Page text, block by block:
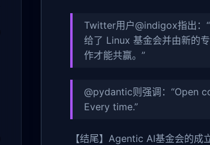
Twitter用户@indigox指出：
给了 Linux 基金会并由新的
作才能共赢。”
@pydantic则强调：“Open
Every time.”
【结尾】Agentic AI基金会的成